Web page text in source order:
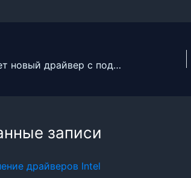
Intel выпускает новый драйвер с поддержкой новых игр и повышением производительности
записи